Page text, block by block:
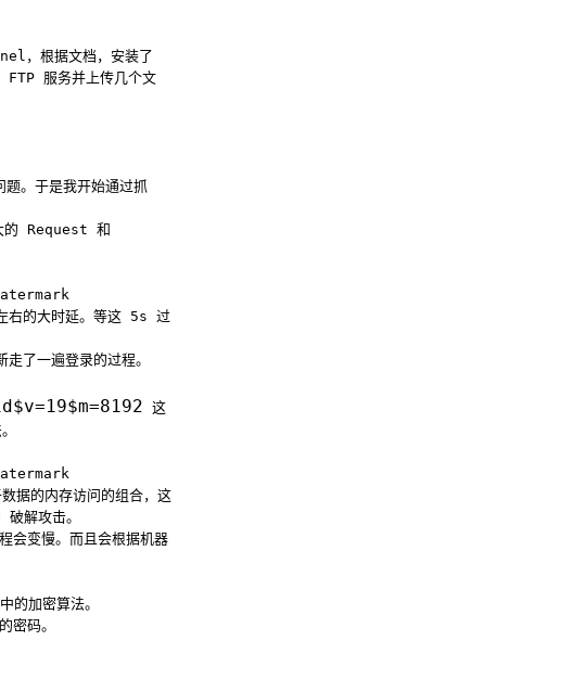
，根据文档，安装了
服务并上传几个文
。于是我开始通过抓
的 Request 和
右的大时延。等这 5s 过
了一遍登录的过程。
这
的内存访问的组合，这
解攻击。
会变慢。而且会根据机器
加密算法。
码。